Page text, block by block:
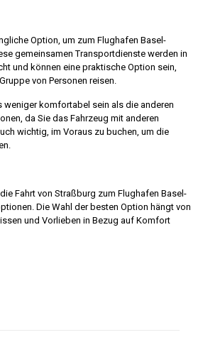
Option, um zum Flughafen Basel-
gemeinsamen Transportdienste werden in
und können eine praktische Option sein,
von Personen reisen.
weniger komfortabel sein als die anderen
da Sie das Fahrzeug mit anderen
wichtig, im Voraus zu buchen, um die
Fahrt von Straßburg zum Flughafen Basel-
Die Wahl der besten Option hängt von
und Vorlieben in Bezug auf Komfort